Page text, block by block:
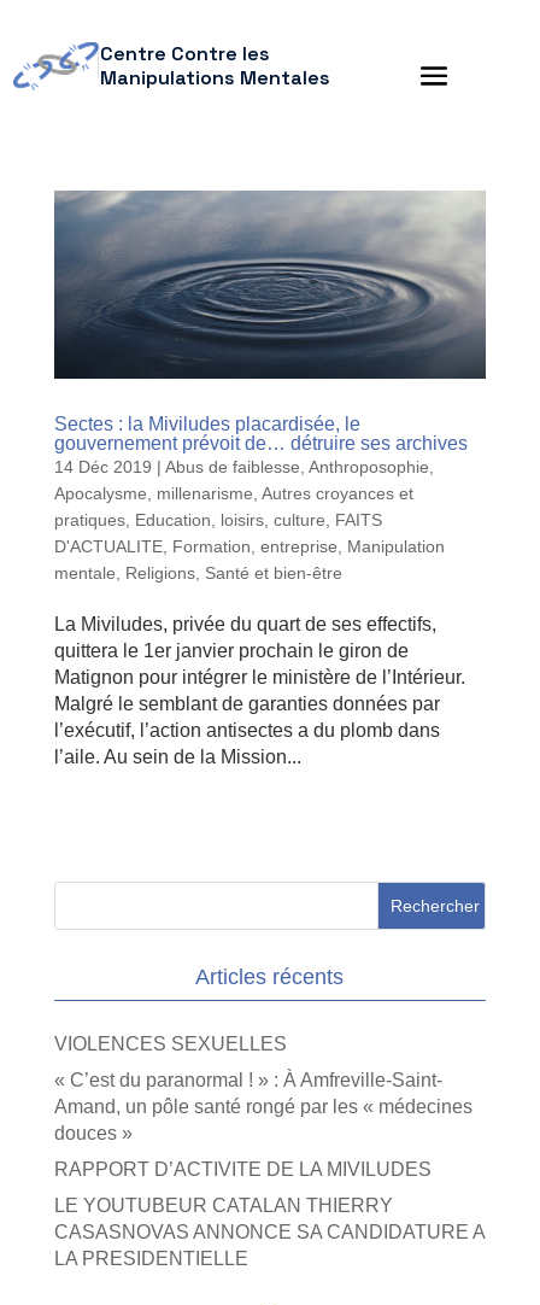
Centre Contre les
Manipulations Mentales
Sectes : la Miviludes placardisée, le
gouvernement prévoit de… détruire ses archives
14 Déc 2019 | Abus de faiblesse Anthroposophie
Apocalysme, millenarisme Autres croyances et
pratiques, Education, loisirs, culture
FAITS
D'ACTUALITE, Formation, entreprise
Manipulation
mentale
Religions, Santé et bien-être
La Miviludes, privée du quart de ses effectifs,
quittera le 1er janvier prochain le giron de
Matignon pour intégrer le ministère de l’Intérieur.
Malgré le semblant de garanties données par
l’exécutif, l’action antisectes a du plomb dans
l’aile. Au sein de la Mission...
Articles récents
VIOLENCES SEXUELLES
« C’est du paranormal ! » : À Amfreville-Saint-
Amand, un pôle santé rongé par les « médecines
douces »
RAPPORT D’ACTIVITE DE LA MIVILUDES
LE YOUTUBEUR CATALAN THIERRY
CASASNOVAS ANNONCE SA CANDIDATURE A
LA PRESIDENTIELLE